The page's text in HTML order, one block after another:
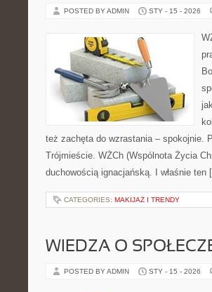
POSTED BY ADMIN STY - 15 - 2026
też zachęta do wzrastania – spokojnie.
Trójmieście. WŻCh (Wspólnota Życia
duchowością ignacjańską. I właśnie ten
CATEGORIES: MAKIJAŻ I TRENDY
WIEDZA O
POSTED BY ADMIN STY - 15 - 2026